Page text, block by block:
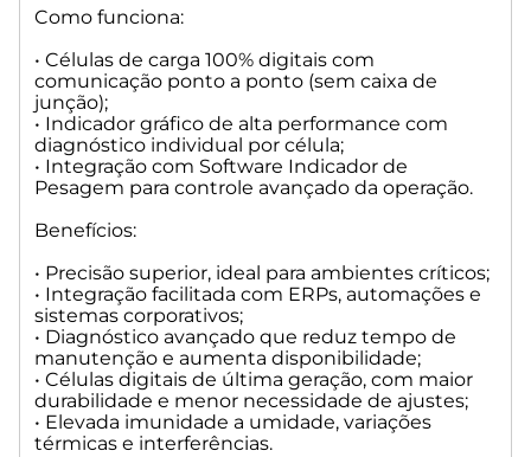
• Conectividade total com ERPs, sistemas industriais,
• Redução quase total de falhas causadas por cabos,
umidade e interferência;
• Altíssima velocidade de processamento e confiabilidade
operacional;
• Preparada para operações que exigem disponibilidade 24/7.
Indicação: Operações altamente automatizadas, grandes
mineração, logística e empresas que exigem rastreabilidade,
estabilidade e pesagem crítica.
Como funciona:
• Células de carga 100% digitais com
comunicação ponto a ponto (sem caixa de
junção);
• Indicador gráfico de alta performance com
diagnóstico individual por célula;
• Integração com Software Indicador de
Pesagem para controle avançado da operação.
Benefícios:
• Precisão superior, ideal para ambientes críticos;
• Integração facilitada com ERPs, automações e
sistemas corporativos;
• Diagnóstico avançado que reduz tempo de
manutenção e aumenta disponibilidade;
• Células digitais de última geração, com maior
durabilidade e menor necessidade de ajustes;
• Elevada imunidade a umidade, variações
térmicas e interferências.